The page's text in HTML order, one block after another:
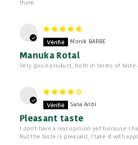
them.
Monik BARBE
Manuka Rotal
Very good product, both in terms of taste
Sana Aribi
Pleasant taste
I don't have a real opinion yet because I
But the taste is pleasant, I take it with